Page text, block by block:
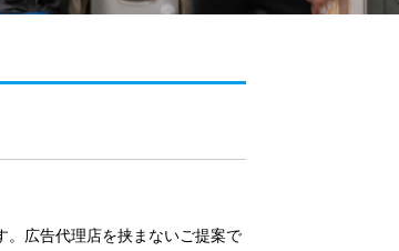
。広告代理店を挟まないご提案で